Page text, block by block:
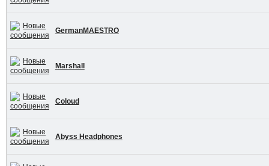
GermanMAESTRO
Marshall
Coloud
Abyss Headphones